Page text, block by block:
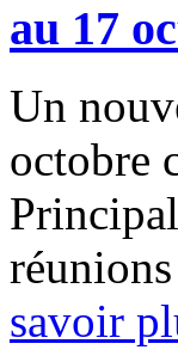
au 17
Un
octobre
savoir